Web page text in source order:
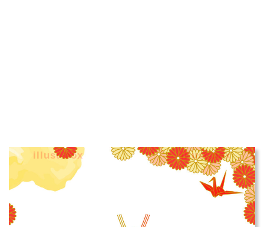
illust-box illust-box